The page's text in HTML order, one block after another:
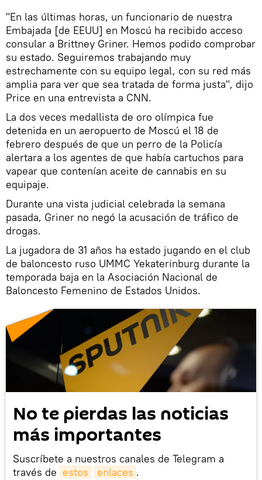
"En las últimas horas, un funcionario de nuestra
Embajada [de EEUU] en Moscú ha recibido acceso
consular a Brittney Griner. Hemos podido comprobar
su estado. Seguiremos trabajando muy
estrechamente con su equipo legal, con su red más
amplia para ver que sea tratada de forma justa", dijo
Price en una entrevista a CNN.
La dos veces medallista de oro olímpica fue
detenida en un aeropuerto de Moscú el 18 de
febrero después de que un perro de la Policía
alertara a los agentes de que había cartuchos para
vapear que contenían aceite de cannabis en su
equipaje.
Durante una vista judicial celebrada la semana
pasada, Griner no negó la acusación de tráfico de
drogas.
La jugadora de 31 años ha estado jugando en el club
de baloncesto ruso UMMC Yekaterinburg durante la
temporada baja en la Asociación Nacional de
Baloncesto Femenino de Estados Unidos.
No te pierdas las noticias
más importantes
Suscríbete a nuestros canales de Telegram a
través de estos enlaces .